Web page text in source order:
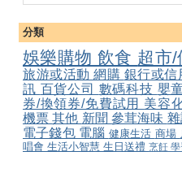
分類
娛樂購物 飲食 超市/
旅游或活動 網購 銀行或信
訊 百貨公司 數碼科技 嬰
券/換領券/免費試用 美容
機票其他 新聞參茸海味
電子錢包 電腦 健康生活 商場
唱會 生活小智慧 生日送禮 烹飪 學